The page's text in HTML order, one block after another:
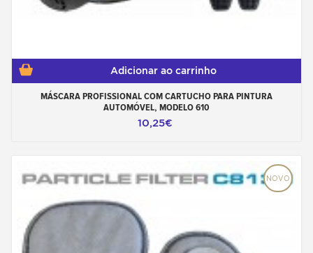
Adicionar ao carrinho
MÁSCARA PROFISSIONAL COM CARTUCHO PARA PINTURA
AUTOMÓVEL, MODELO 610
10,25€
NOVO